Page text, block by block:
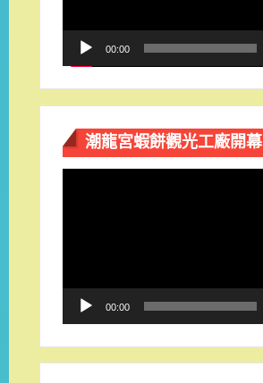
00:00
潮龍宮蝦餅觀光工廠開幕
00:00